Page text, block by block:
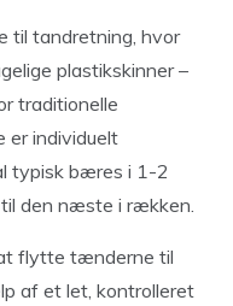
til tandretning, hvor
plastikskinner –
traditionelle
er individuelt
typisk bæres i 1-2
den næste i rækken.
flytte tænderne til
af et let, kontrolleret